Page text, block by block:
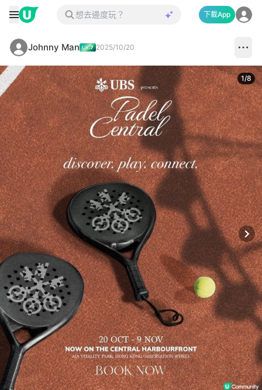
下載App
Johnny Man 2025/10/20
1/8